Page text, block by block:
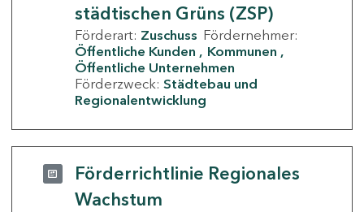
städtischen Grüns (ZSP)
Förderart: Zuschuss Fördernehmer:
Öffentliche Kunden
Kommunen
Öffentliche Unternehmen
Förderzweck: Städtebau und
Regionalentwicklung
Förderrichtlinie Regionales
Wachstum